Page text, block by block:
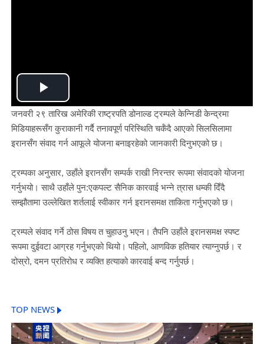
Play
Video
जनवरी २९ तारिख अमेरिकी राष्ट्रपति डोनाल्ड ट्रम्पले केन्निडी केन्द्रमा
मिडियाहरूसँग कुराकानी गर्दै तनावपूर्ण परिस्थिति चर्कँदै आएको सिलसिलामा
इरानसँग संवाद गर्न आफूले योजना बनाइरहेको जानकारी दिनुभएको छ।
ट्रम्पका अनुसार, उहाँले इरानसँग सम्पर्क राखी निरन्तर रूपमा संवादको योजना
गर्नुभयो। साथै उहाँले पुन:एकपल्ट सैनिक कारवाई भन्ने त्रास धम्की दिँदै
सम्झौतामा उल्लेखित शर्तलाई स्वीकार गर्न इरानसमक्ष ताकिता गर्नुभएको छ।
ट्रम्पले संवाद गर्ने ठोस विषय त चुहाउनु भएन। तैपनि उहाँले इरानसमक्ष स्पष्ट
रूपमा दुईवटा आग्रह गर्नुभएको थियो। पहिलो, आणविक हतियार त्याग्नुपर्छ। र
दोस्रो, दमन प्रतिरोध र व्यक्ति हत्याको कारवाई बन्द गर्नुपर्छ।
TOP NEWS